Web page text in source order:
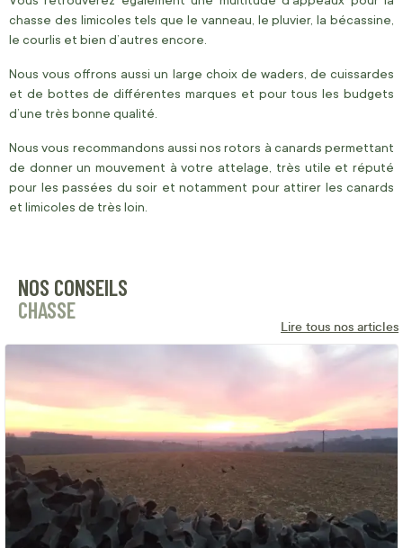
chasse des limicoles tels que le vanneau, le pluvier, la bécassine,
le courlis et bien d’autres encore.
Nous vous offrons aussi un large choix de waders, de cuissardes
et de bottes de différentes marques et pour tous les budgets
d’une très bonne qualité.
Nous vous recommandons aussi nos rotors à canards permettant
de donner un mouvement à votre attelage, très utile et réputé
pour les passées du soir et notamment pour attirer les canards
et limicoles de très loin.
NOS CONSEILS
CHASSE
Lire tous nos articles